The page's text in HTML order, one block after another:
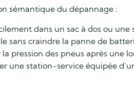
sémantique du dépannage :
dans un sac à dos ou une
sans craindre la panne de
pression des pneus après une
une station-service équipée